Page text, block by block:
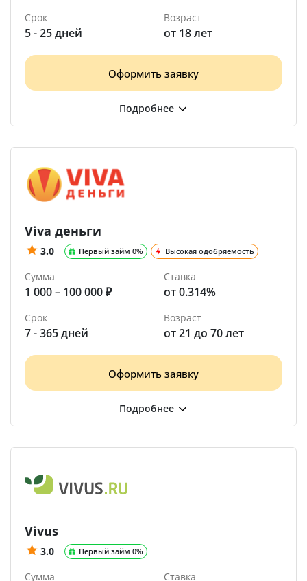
Срок
5 - 25 дней
Возраст
от 18 лет
Оформить заявку
Viva деньги
3.0 Первый займ 0% Высокая одобряемость
Сумма
1 000 – 100 000 ₽
Ставка
от 0.314%
Срок
7 - 365 дней
Возраст
от 21 до 70 лет
Оформить заявку
Vivus
3.0 Первый займ 0%
Сумма Ставка